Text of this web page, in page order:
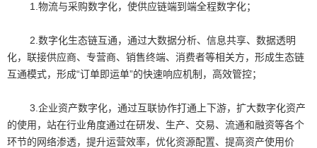
1.物流与采购数字化，使供应链端到端全程数字化；
2.数字化生态链互通，通过大数据分析、信息共享、数据透明
化，联接供应商、专营商、销售终端、消费者等相关方，形成生态链
互通模式，形成“订单即运单”的快速响应机制，高效管控；
3.企业资产数字化，通过互联协作打通上下游，扩大数字化资产
的使用，站在行业角度通过在研发、生产、交易、流通和融资等各个
环节的网络渗透，提升运营效率，优化资源配置、提高资产使用价